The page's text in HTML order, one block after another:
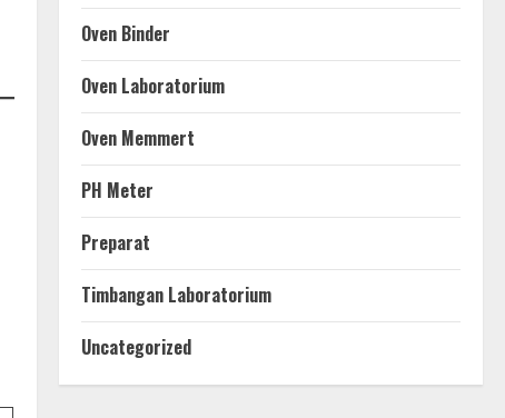
Oven Binder
Oven Laboratorium
Oven Memmert
PH Meter
Preparat
Timbangan Laboratorium
Uncategorized